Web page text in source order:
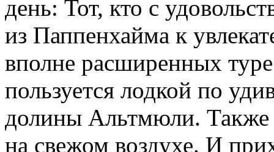
день: Тот, кто с
из Паппенхаймa к
вполне расширенных
пользуется лодкой по
долины Альтмюли. Также
на свежом воздухе. И